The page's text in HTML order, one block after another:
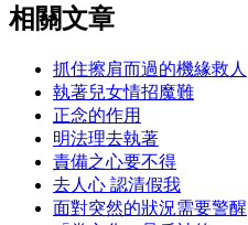
相關文章
抓住擦肩而過的機緣救人
執著兒女情招魔難
正念的作用
明法理去執著
責備之心要不得
去人心 認清假我
面對突然的狀況需要警醒